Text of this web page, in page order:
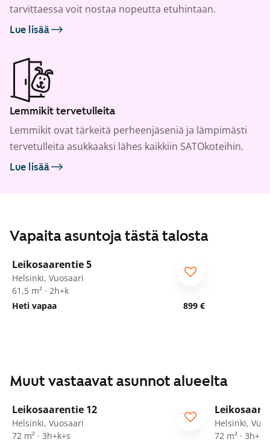
tarvittaessa voit nostaa nopeutta etuhintaan.
Lue lisää
Lemmikit tervetulleita
Lemmikit ovat tärkeitä perheenjäseniä ja lämpimästi
tervetulleita asukkaaksi lähes kaikkiin SATOkoteihin.
Lue lisää
Vapaita asuntoja tästä talosta
/11
ARA
Leikosaarentie 5
Helsinki, Vuosaari
61,5 m² · 2h+k
Heti vapaa
899 €
Muut vastaavat asunnot alueelta
ARA
Leikosaarentie 12
Helsinki, Vuosaari
72 m² · 3h+k+s
ARA
Helsinki,
72 m² ·